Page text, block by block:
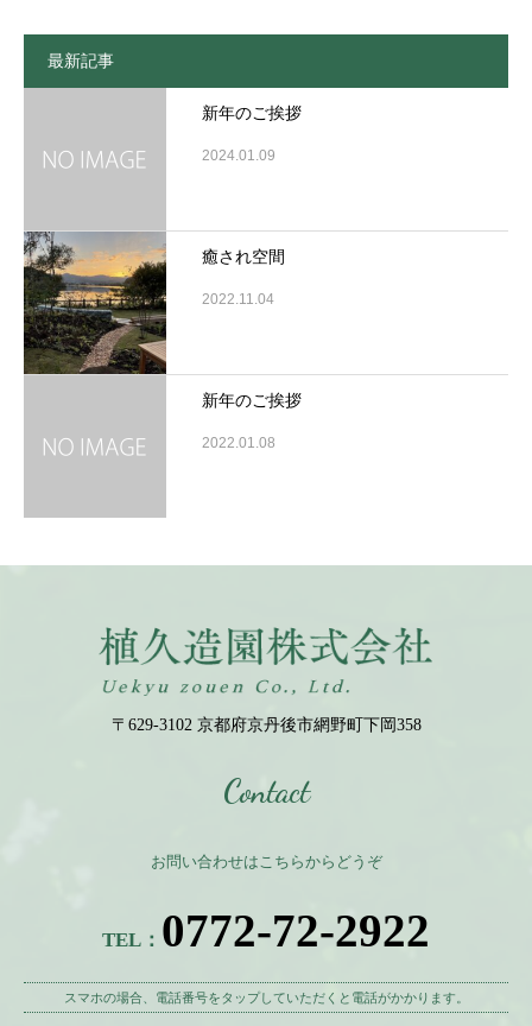
最新記事
新年のご挨拶
2024.01.09
癒され空間
2022.11.04
新年のご挨拶
2022.01.08
〒629-3102 京都府京丹後市網野町下岡358
Contact
お問い合わせはこちらからどうぞ
TEL： 0772-72-2922
スマホの場合、電話番号をタップしていただくと電話がかかります。